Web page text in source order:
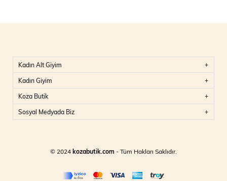
Kadın Alt Giyim
Kadın Giyim
Koza Butik
Sosyal Medyada Biz
© 2024kozabutik.com - Tüm Hakları Saklıdır.